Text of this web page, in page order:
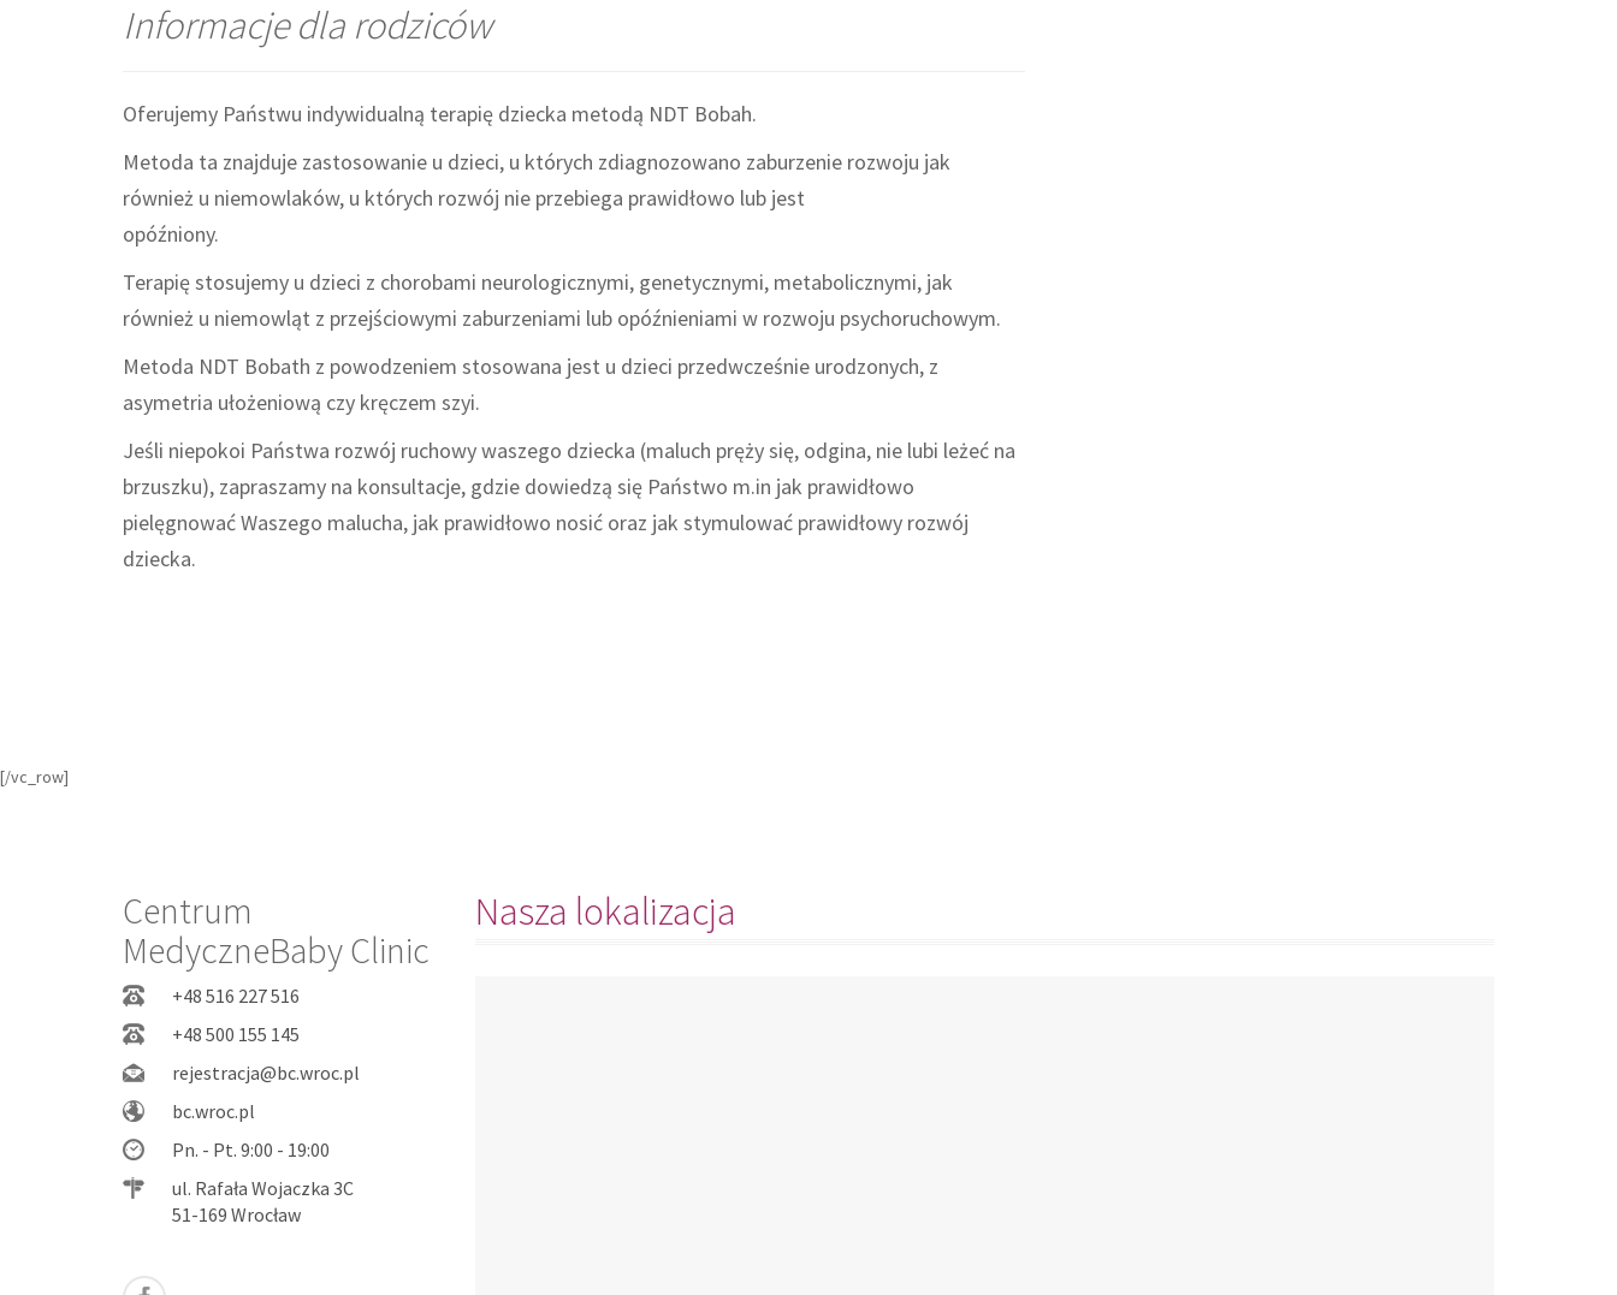
Informacje dla rodziców
Oferujemy Państwu indywidualną terapię dziecka metodą NDT Bobah.
Metoda ta znajduje zastosowanie u dzieci, u których zdiagnozowano zaburzenie rozwoju jak
również u niemowlaków, u których rozwój nie przebiega prawidłowo lub jest
opóźniony.
Terapię stosujemy u dzieci z chorobami neurologicznymi, genetycznymi, metabolicznymi, jak
również u niemowląt z przejściowymi zaburzeniami lub opóźnieniami w rozwoju psychoruchowym.
Metoda NDT Bobath z powodzeniem stosowana jest u dzieci przedwcześnie urodzonych, z
asymetria ułożeniową czy kręczem szyi.
Jeśli niepokoi Państwa rozwój ruchowy waszego dziecka (maluch pręży się, odgina, nie lubi leżeć na
brzuszku), zapraszamy na konsultacje, gdzie dowiedzą się Państwo m.in jak prawidłowo
pielęgnować Waszego malucha, jak prawidłowo nosić oraz jak stymulować prawidłowy rozwój
dziecka.
[/vc_row]
Centrum
MedyczneBaby Clinic
+48 516 227 516
+48 500 155 145
rejestracja@bc.wroc.pl
bc.wroc.pl
Pn. - Pt. 9:00 - 19:00
ul. Rafała Wojaczka 3C
51-169 Wrocław
Nasza lokalizacja